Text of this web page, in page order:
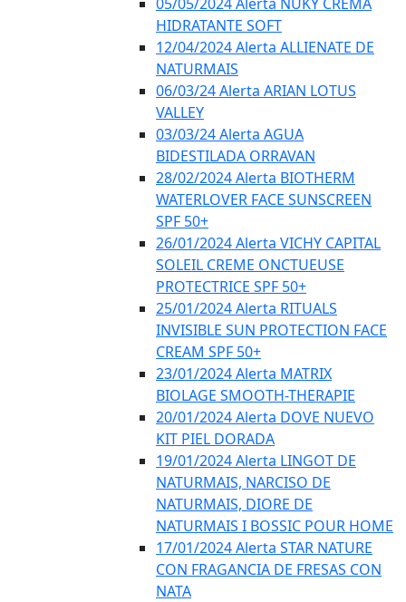
HIDRATANTE SOFT
12/04/2024 Alerta ALLIENATE DE
NATURMAIS
06/03/24 Alerta ARIAN LOTUS
VALLEY
03/03/24 Alerta AGUA
BIDESTILADA ORRAVAN
28/02/2024 Alerta BIOTHERM
WATERLOVER FACE SUNSCREEN
SPF 50+
26/01/2024 Alerta VICHY CAPITAL
SOLEIL CREME ONCTUEUSE
PROTECTRICE SPF 50+
25/01/2024 Alerta RITUALS
INVISIBLE SUN PROTECTION FACE
CREAM SPF 50+
23/01/2024 Alerta MATRIX
BIOLAGE SMOOTH-THERAPIE
20/01/2024 Alerta DOVE NUEVO
KIT PIEL DORADA
19/01/2024 Alerta LINGOT DE
NATURMAIS, NARCISO DE
NATURMAIS, DIORE DE
NATURMAIS I BOSSIC POUR HOME
17/01/2024 Alerta STAR NATURE
CON FRAGANCIA DE FRESAS CON
NATA